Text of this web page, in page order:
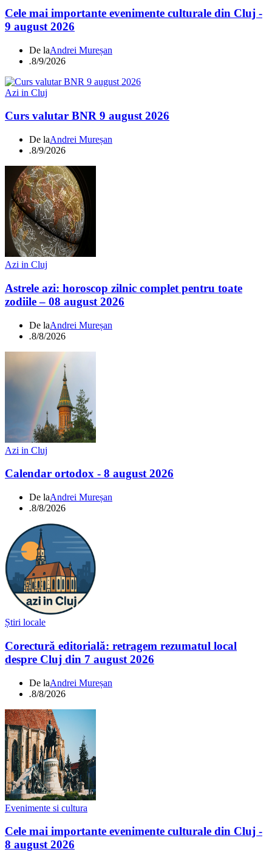
Cele mai importante evenimente culturale din Cluj -
9 august 2026
De laAndrei Mureșan
.8/9/2026
Azi in Cluj
Curs valutar BNR 9 august 2026
De laAndrei Mureșan
.8/9/2026
Azi in Cluj
Astrele azi: horoscop zilnic complet pentru toate
zodiile – 08 august 2026
De laAndrei Mureșan
.8/8/2026
Azi in Cluj
Calendar ortodox - 8 august 2026
De laAndrei Mureșan
.8/8/2026
Știri locale
Corectură editorială: retragem rezumatul local
despre Cluj din 7 august 2026
De laAndrei Mureșan
.8/8/2026
Evenimente si cultura
Cele mai importante evenimente culturale din Cluj -
8 august 2026